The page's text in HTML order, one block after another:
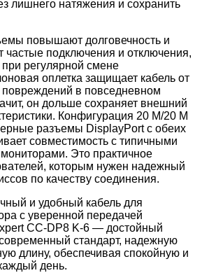
лишнего натяжения и сохранить
повышают долговечность и
подключения и отключения,
регулярной смене
оплетка защищает кабель от
повреждений в повседневном
он дольше сохраняет внешний
Конфигурация 20 M/20 M
разъемы DisplayPort с обеих
совместимость с типичными
Это практичное
которым нужен надежный
по качеству соединения.
и удобный кабель для
с уверенной передачей
CC-DP8 K-6 — достойный
стандарт, надежную
длину, обеспечивая спокойную и
день.